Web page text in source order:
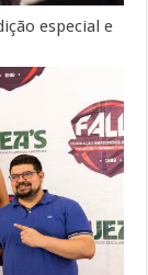
especial e